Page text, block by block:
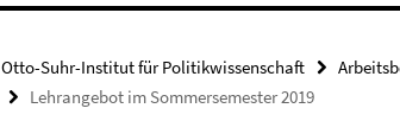
Otto-Suhr-Institut für Politikwissenschaft
Lehrangebot im Sommersemester 2019